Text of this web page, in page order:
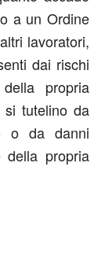
a un Ordine
lavoratori,
dai rischi
propria
tutelino da
o da danni
della propria